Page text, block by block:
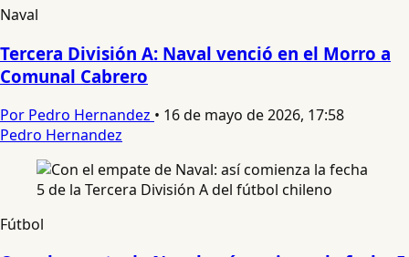
Naval
Tercera División A: Naval venció en el Morro a
Comunal Cabrero
Por Pedro Hernandez • 16 de mayo de 2026, 17:58
Pedro Hernandez
Fútbol